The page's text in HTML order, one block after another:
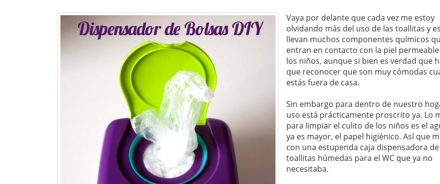
Vaya por delante que cada vez me estoy
olvidando más del uso de las toallitas y
llevan muchos componentes químicos
entran en contacto con la piel
los niños, aunque si bien es verdad que
que reconocer que son muy cómodas
estás fuera de casa.
Sin embargo para dentro de nuestro
uso está prácticamente proscrito ya. Lo
para limpiar el culito de los niños es el
ya es mayor, el papel higiénico. Así que
con una estupenda caja dispensadora de
toallitas húmedas para el WC que ya no
necesitaba.